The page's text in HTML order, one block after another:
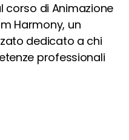
corso di Animazione
Harmony, un
dedicato a chi
professionali